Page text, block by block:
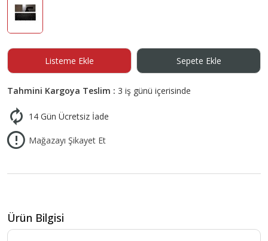
Listeme Ekle Sepete Ekle
Tahmini Kargoya Teslim : 3 iş günü içerisinde
14 Gün Ücretsiz İade
Mağazayı Şikayet Et
Ürün Bilgisi